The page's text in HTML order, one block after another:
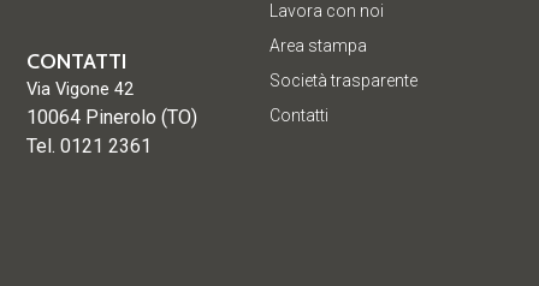
Lavora con noi
Area stampa
Società trasparente
Contatti
CONTATTI
Via Vigone 42
10064 Pinerolo (TO)
Tel. 0121 2361